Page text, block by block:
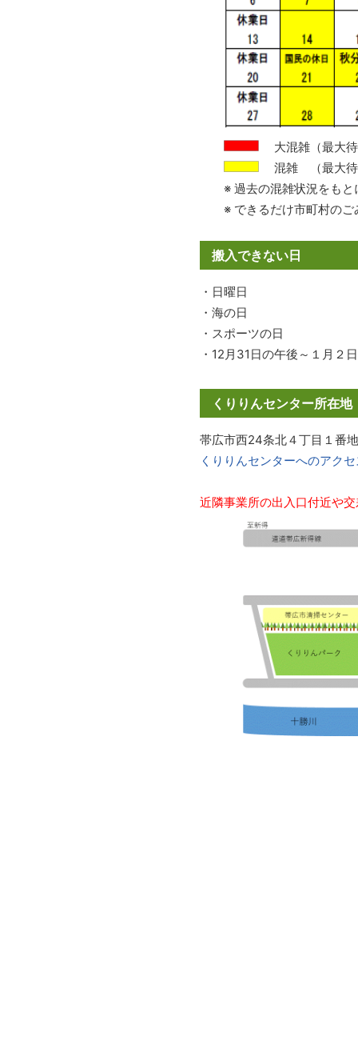
大混雑（最大
混雑 （最大待
※ 過去の混雑状況をもと
※ できるだけ市町村のご
搬入できない日
・日曜日
・海の日
・スポーツの日
・12月31日の午後～１月２日
くりりんセンター所在地
帯広市西24条北４丁目１番
くりりんセンターへのアク
近隣事業所の出入口付近や